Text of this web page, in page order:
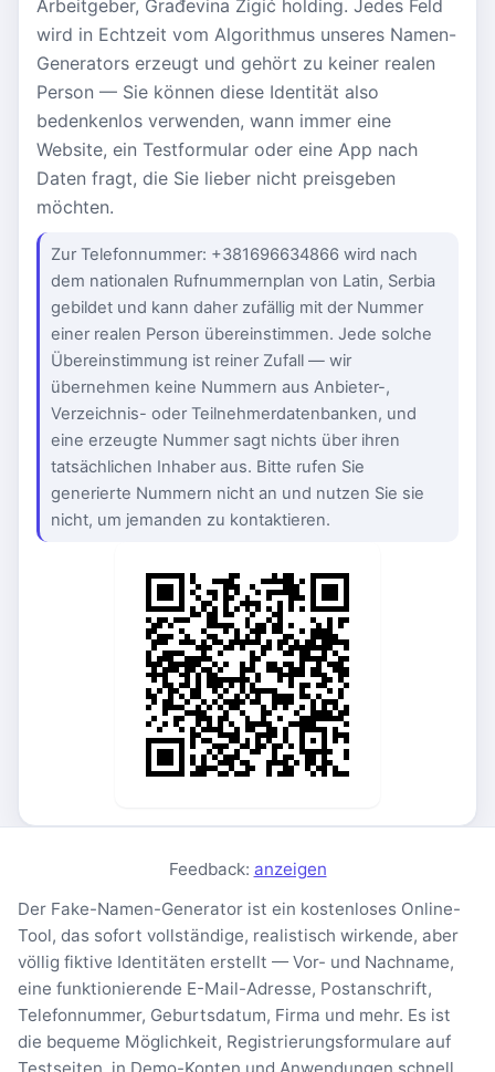
Arbeitgeber, Građevina Žigić holding. Jedes Feld
wird in Echtzeit vom Algorithmus unseres Namen-
Generators erzeugt und gehört zu keiner realen
Person — Sie können diese Identität also
bedenkenlos verwenden, wann immer eine
Website, ein Testformular oder eine App nach
Daten fragt, die Sie lieber nicht preisgeben
möchten.
Zur Telefonnummer: +381696634866 wird nach
dem nationalen Rufnummernplan von Latin, Serbia
gebildet und kann daher zufällig mit der Nummer
einer realen Person übereinstimmen. Jede solche
Übereinstimmung ist reiner Zufall — wir
übernehmen keine Nummern aus Anbieter-,
Verzeichnis- oder Teilnehmerdatenbanken, und
eine erzeugte Nummer sagt nichts über ihren
tatsächlichen Inhaber aus. Bitte rufen Sie
generierte Nummern nicht an und nutzen Sie sie
nicht, um jemanden zu kontaktieren.
Feedback: anzeigen
Der Fake-Namen-Generator ist ein kostenloses Online-
Tool, das sofort vollständige, realistisch wirkende, aber
völlig fiktive Identitäten erstellt — Vor- und Nachname,
eine funktionierende E-Mail-Adresse, Postanschrift,
Telefonnummer, Geburtsdatum, Firma und mehr. Es ist
die bequeme Möglichkeit, Registrierungsformulare auf